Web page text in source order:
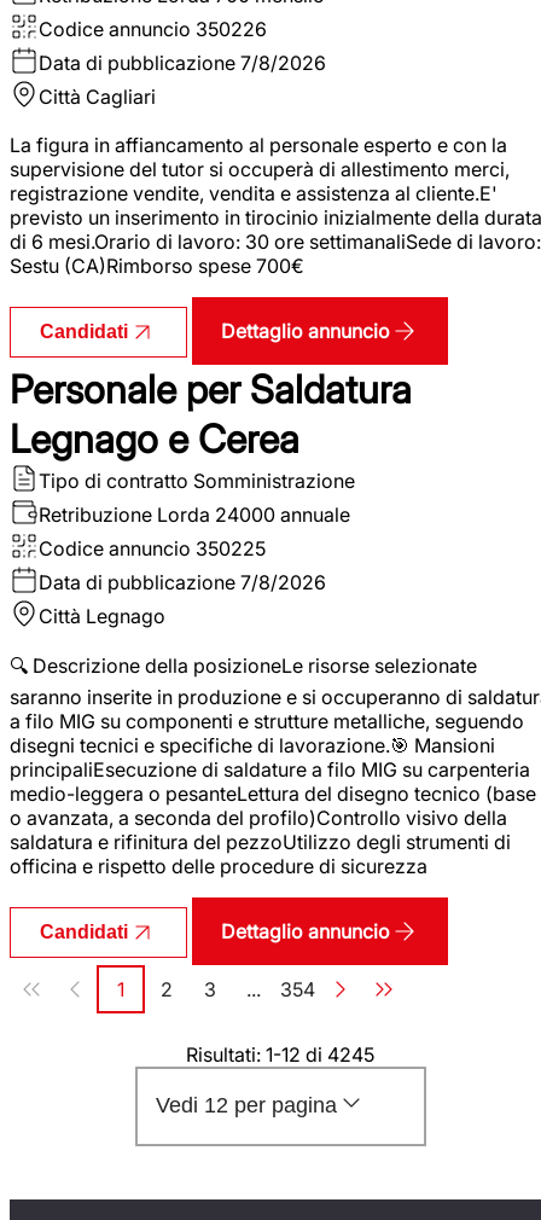
Codice annuncio 350226
Data di pubblicazione 7/8/2026
Città Cagliari
La figura in affiancamento al personale esperto e con la
supervisione del tutor si occuperà di allestimento merci,
registrazione vendite, vendita e assistenza al cliente.E'
previsto un inserimento in tirocinio inizialmente della durata
di 6 mesi.Orario di lavoro: 30 ore settimanaliSede di lavoro:
Sestu (CA)Rimborso spese 700€
Candidati Dettaglio annuncio
Personale per Saldatura
Legnago e Cerea
Tipo di contratto Somministrazione
Retribuzione Lorda 24000 annuale
Codice annuncio 350225
Data di pubblicazione 7/8/2026
Città Legnago
🔍 Descrizione della posizioneLe risorse selezionate
saranno inserite in produzione e si occuperanno di
a filo MIG su componenti e strutture metalliche, seguendo
disegni tecnici e specifiche di lavorazione.🎯 Mansioni
principaliEsecuzione di saldature a filo MIG su carpenteria
medio-leggera o pesanteLettura del disegno tecnico (base
o avanzata, a seconda del profilo)Controllo visivo della
saldatura e rifinitura del pezzoUtilizzo degli strumenti di
officina e rispetto delle procedure di sicurezza
Candidati Dettaglio annuncio
Paginazione
Pagina
1 Pagina
2 Pagina
3 ... Pagina
354
Risultati: 1-12 di 4245
Vedi 12 per pagina